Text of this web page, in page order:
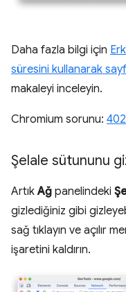
Daha fazla bilgi için
süresini kullanarak
makaleyi inceleyin.
Chromium sorunu:
Şelale sütununu
ArtıkAğ panelindeki
gizlediğiniz gibi
sağ tıklayın ve açılır
işaretini kaldırın.